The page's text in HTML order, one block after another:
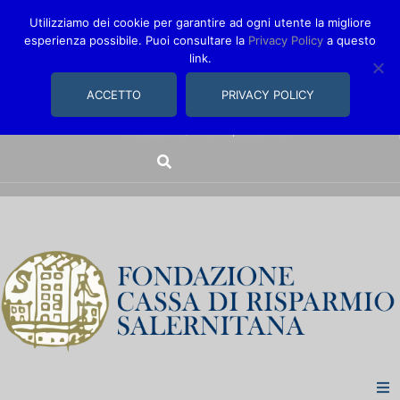
comunica@fondazionecarisal.it089 230611
Utilizziamo dei cookie per garantire ad ogni utente la migliore
esperienza possibile. Puoi consultare la Privacy Policy a questo
link.
ACCETTO PRIVACY POLICY